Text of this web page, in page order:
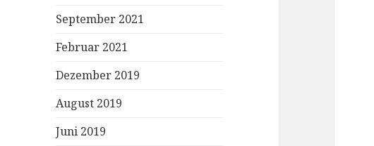
September 2021
Februar 2021
Dezember 2019
August 2019
Juni 2019